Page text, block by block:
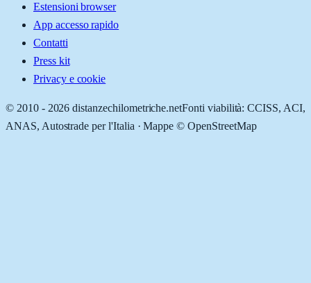
Estensioni browser
App accesso rapido
Contatti
Press kit
Privacy e cookie
© 2010 - 2026 distanzechilometriche.netFonti viabilità: CCISS, ACI,
ANAS, Autostrade per l'Italia · Mappe © OpenStreetMap